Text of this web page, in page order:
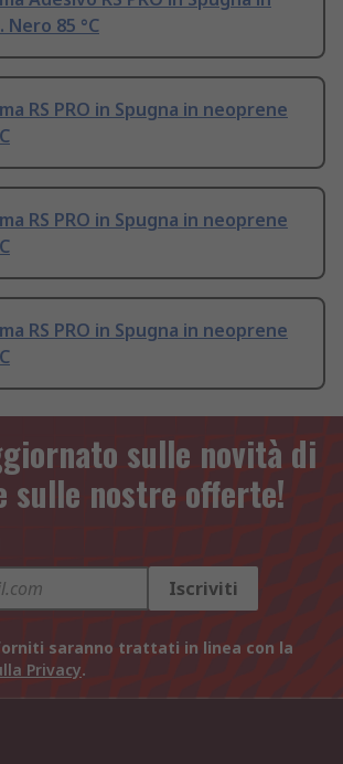
85 °C
RS PRO in Spugna in neoprene
RS PRO in Spugna in neoprene
RS PRO in Spugna in neoprene
sulle novità di
sulle nostre offerte!
Iscriviti
saranno trattati in linea con la
Privacy.